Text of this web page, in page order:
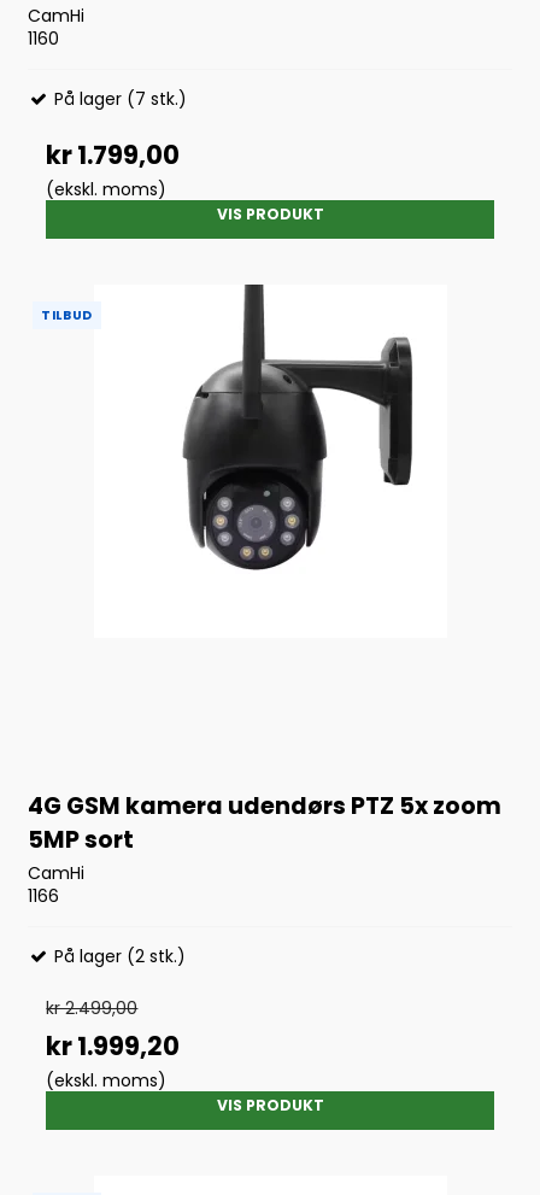
CamHi
1160
På lager (7 stk.)
kr 1.799,00
(ekskl. moms)
VIS PRODUKT
TILBUD
4G GSM kamera udendørs PTZ 5x zoom
5MP sort
CamHi
1166
På lager (2 stk.)
kr 2.499,00
kr 1.999,20
(ekskl. moms)
VIS PRODUKT